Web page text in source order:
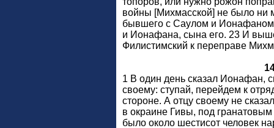
войны [Михмасской] не было ни
бывшего с Саулом и
и Ионафана, сына его. 23 И
Филистимский к переправе
1 В один день сказал Ионафан,
своему: ступай, перейдем к
стороне. А отцу своему не
в окраине Гивы, под
было около шестисот человек